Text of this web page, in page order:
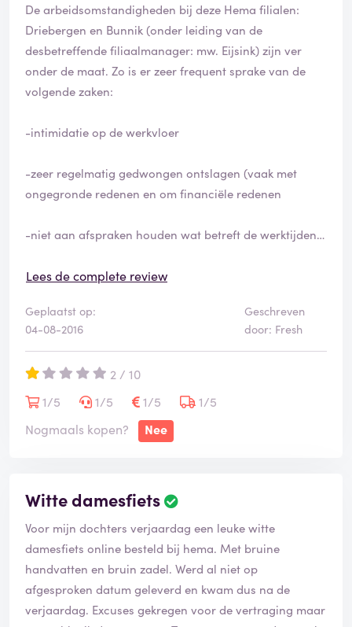
De arbeidsomstandigheden bij deze Hema filialen:
Driebergen en Bunnik (onder leiding van de
desbetreffende filiaalmanager: mw. Eijsink) zijn ver
onder de maat. Zo is er zeer frequent sprake van de
volgende zaken:
-intimidatie op de werkvloer
-zeer regelmatig gedwongen ontslagen (vaak met
ongegronde redenen en om financiële redenen
-niet aan afspraken houden wat betreft de werktijden
-beloftes van de werkgever (mw. Eijsink) worden niet
-medewerkers tegen elkaar opzetten wat leidt tot een
zeer vervelende werksfeer
-contracten worden niet verlengd wegens ziekte van
gedragscodes van Hema (tegen reputatieschade) waar
in geen geval van afgeweken mag worden.
Lees de complete review
Geplaatst op:
04-08-2016
Geschreven
door: Fresh
2 / 10
1/5
1/5 1/5
1/5
Nogmaals kopen?
Nee
Witte damesfiets
Voor mijn dochters verjaardag een leuke witte
damesfiets online besteld bij hema. Met bruine
handvatten en bruin zadel. Werd al niet op
afgesproken datum geleverd en kwam dus na de
verjaardag. Excuses gekregen voor de vertraging maar